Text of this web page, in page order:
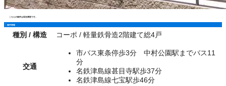
こちらの物件は現在満室です。
物件情報
種別 / 構造 コーポ / 軽量鉄骨造2階建て総4戸
交通
市バス東条停歩3分 中村公園駅までバス11
分
名鉄津島線甚目寺駅歩37分
名鉄津島線七宝駅歩46分